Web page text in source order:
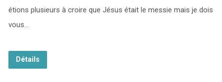
étions plusieurs à croire que Jésus était le messie mais je dois
vous…
Détails